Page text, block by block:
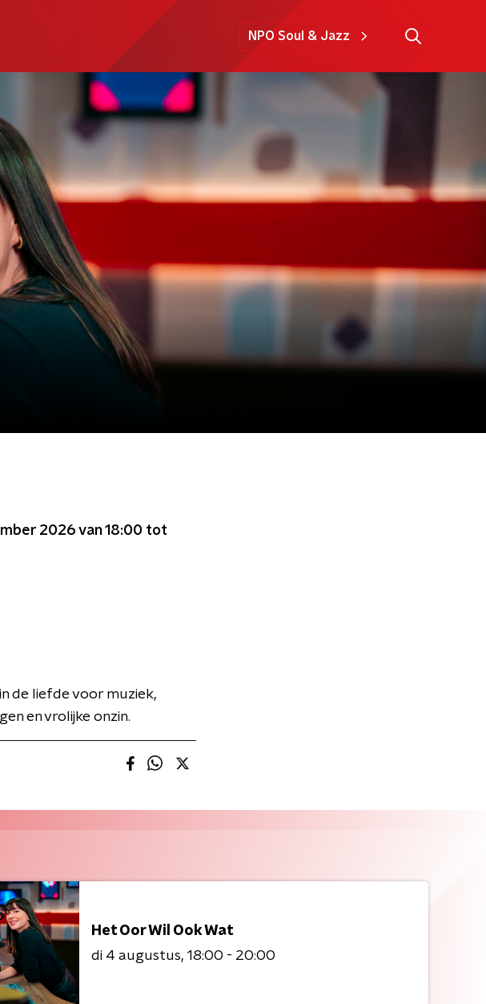
NPO Soul & Jazz
2026 van 18:00 tot
de liefde voor muziek,
en vrolijke onzin.
Het Oor Wil Ook Wat
di 4 augustus 18:00 - 20:00